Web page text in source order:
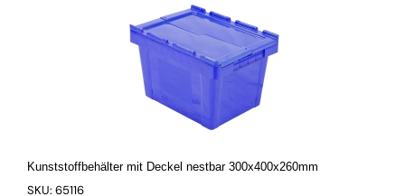
Kunststoffbehälter mit Deckel nestbar 300x400x260mm
SKU: 65116